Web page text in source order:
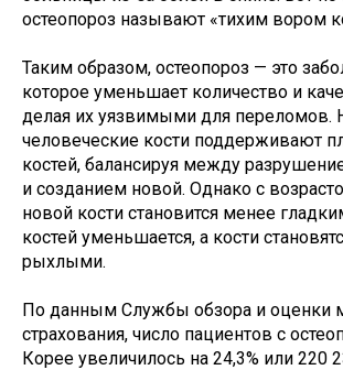
остеопороз называют «тихим вором
Таким образом, остеопороз — это
которое уменьшает количество и
делая их уязвимыми для переломов.
человеческие кости поддерживают
костей, балансируя между
и созданием новой. Однако с
новой кости становится менее
костей уменьшается, а кости
рыхлыми.
По данным Службы обзора и оценки
страхования, число пациентов с
Корее увеличилось на 24,3% или 220